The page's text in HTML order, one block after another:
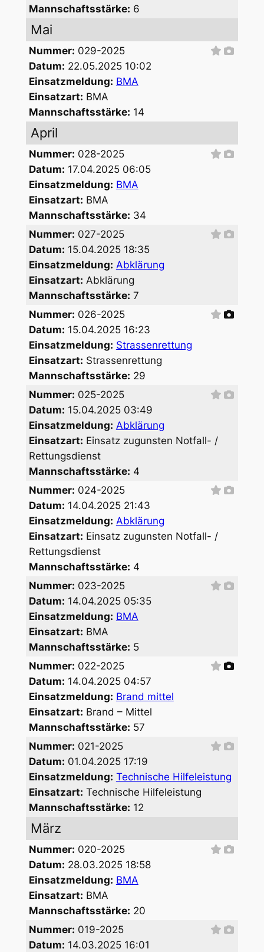
Mannschaftsstärke: 6
Mai
Nummer: 029-2025
Datum: 22.05.2025 10:02
Einsatzmeldung: BMA
Einsatzart: BMA
Mannschaftsstärke: 14
April
Nummer: 028-2025
Datum: 17.04.2025 06:05
Einsatzmeldung: BMA
Einsatzart: BMA
Mannschaftsstärke: 34
Nummer: 027-2025
Datum: 15.04.2025 18:35
Einsatzmeldung: Abklärung
Einsatzart: Abklärung
Mannschaftsstärke: 7
Nummer: 026-2025
Datum: 15.04.2025 16:23
Einsatzmeldung: Strassenrettung
Einsatzart: Strassenrettung
Mannschaftsstärke: 29
Nummer: 025-2025
Datum: 15.04.2025 03:49
Einsatzmeldung: Abklärung
Einsatzart: Einsatz zugunsten Notfall- /
Rettungsdienst
Mannschaftsstärke: 4
Nummer: 024-2025
Datum: 14.04.2025 21:43
Einsatzmeldung: Abklärung
Einsatzart: Einsatz zugunsten Notfall- /
Rettungsdienst
Mannschaftsstärke: 4
Nummer: 023-2025
Datum: 14.04.2025 05:35
Einsatzmeldung: BMA
Einsatzart: BMA
Mannschaftsstärke: 5
Nummer: 022-2025
Datum: 14.04.2025 04:57
Einsatzmeldung: Brand mittel
Einsatzart: Brand – Mittel
Mannschaftsstärke: 57
Nummer: 021-2025
Datum: 01.04.2025 17:19
Einsatzmeldung: Technische Hilfeleistung
Einsatzart: Technische Hilfeleistung
Mannschaftsstärke: 12
März
Nummer: 020-2025
Datum: 28.03.2025 18:58
Einsatzmeldung: BMA
Einsatzart: BMA
Mannschaftsstärke: 20
Nummer: 019-2025
Datum: 14.03.2025 16:01